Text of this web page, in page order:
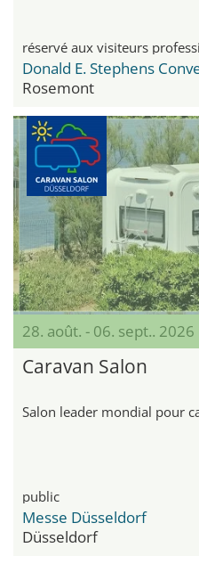
réservé aux visiteurs
Donald E. Stephens
Rosemont
28. août. - 06. sept.. 2026
Caravan Salon
Salon leader mondial pour
public
Messe Düsseldorf
Düsseldorf